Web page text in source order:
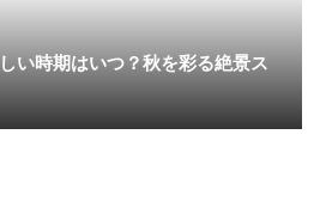
い時期はいつ？秋を彩る絶景ス